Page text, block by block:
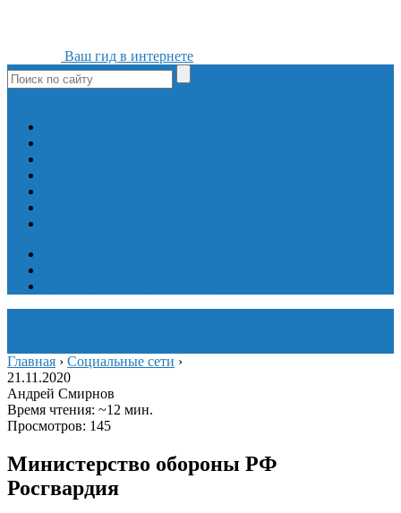
Ваш гид в интернете
Главная › Социальные сети ›
21.11.2020
Андрей Смирнов
Время чтения: ~12 мин.
Просмотров: 145
Министерство обороны РФ
Росгвардия